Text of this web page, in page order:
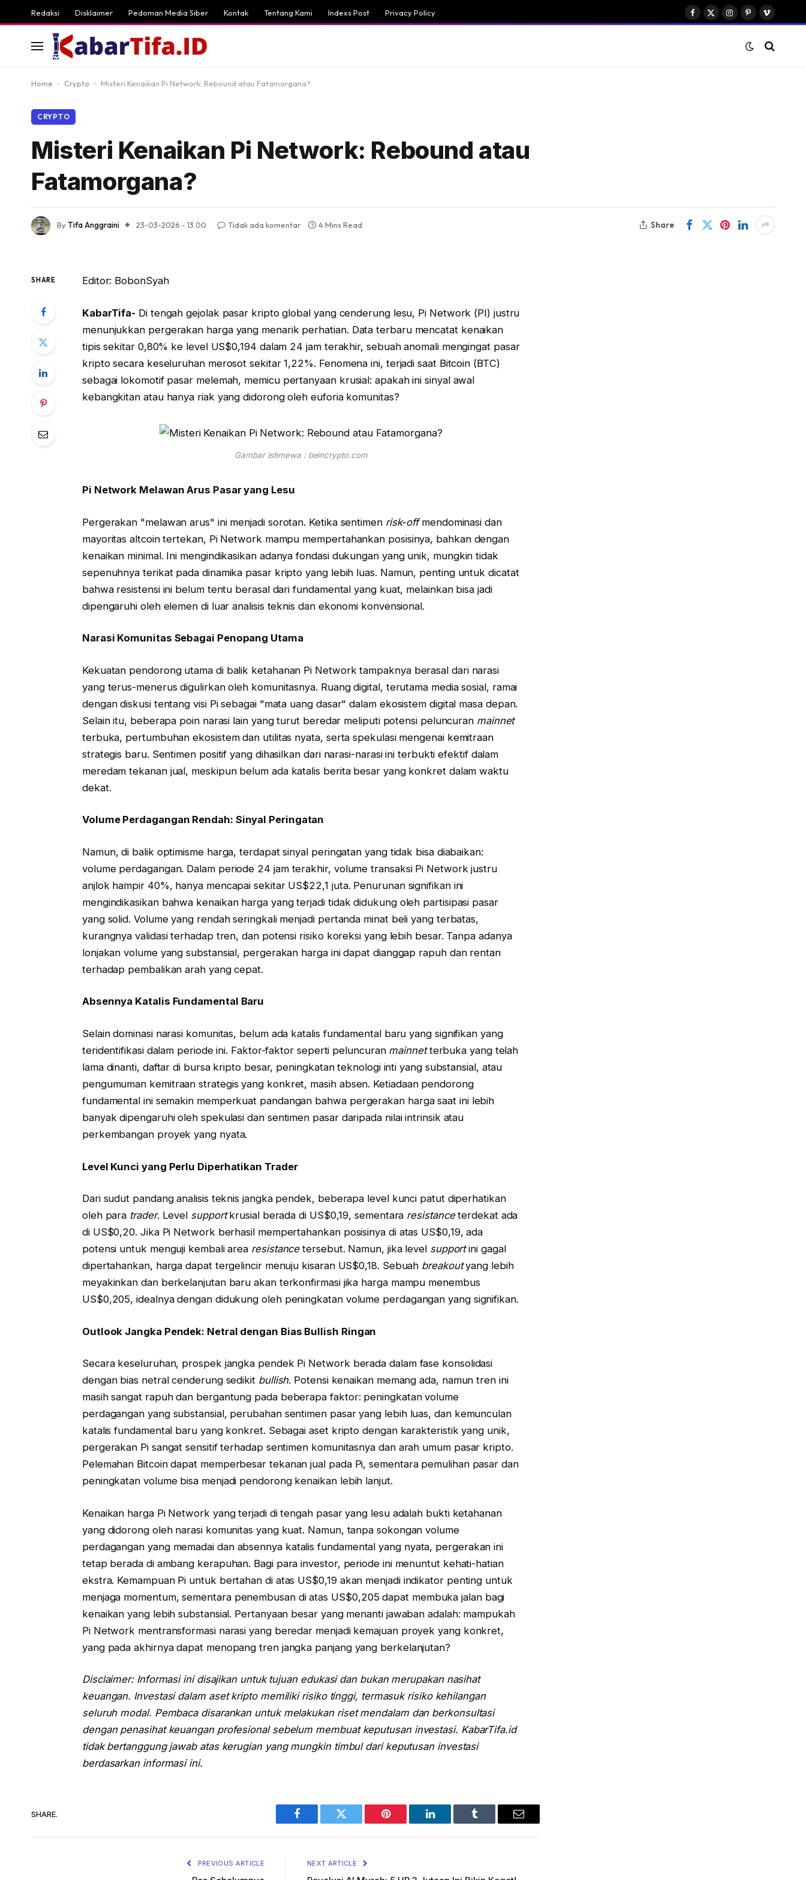
Redaksi Disklaimer Pedoman Media Siber Kontak Tentang Kami Indexs Post Privacy Policy
Facebook
X
Instagram
PinterestVimeo
Home - Crypto - Misteri Kenaikan Pi Network: Rebound atau Fatamorgana?
CRYPTO
Misteri Kenaikan Pi Network: Rebound atau
Fatamorgana?
ByTifa Anggraini 23-03-2026 - 13.00 Tidak ada komentar 4 Mins Read Share
SHARE Editor: BobonSyah
KabarTifa- Di tengah gejolak pasar kripto global yang cenderung lesu, Pi Network (PI) justru
menunjukkan pergerakan harga yang menarik perhatian. Data terbaru mencatat kenaikan
tipis sekitar 0,80% ke level US$0,194 dalam 24 jam terakhir, sebuah anomali mengingat pasar
kripto secara keseluruhan merosot sekitar 1,22%. Fenomena ini, terjadi saat Bitcoin (BTC)
sebagai lokomotif pasar melemah, memicu pertanyaan krusial: apakah ini sinyal awal
kebangkitan atau hanya riak yang didorong oleh euforia komunitas?
Gambar Istimewa : beincrypto.com
Pi Network Melawan Arus Pasar yang Lesu
Pergerakan "melawan arus" ini menjadi sorotan. Ketika sentimen risk-offmendominasi dan
mayoritas altcoin tertekan, Pi Network mampu mempertahankan posisinya, bahkan dengan
kenaikan minimal. Ini mengindikasikan adanya fondasi dukungan yang unik, mungkin tidak
sepenuhnya terikat pada dinamika pasar kripto yang lebih luas. Namun, penting untuk dicatat
bahwa resistensi ini belum tentu berasal dari fundamental yang kuat, melainkan bisa jadi
dipengaruhi oleh elemen di luar analisis teknis dan ekonomi konvensional.
Narasi Komunitas Sebagai Penopang Utama
Kekuatan pendorong utama di balik ketahanan Pi Network tampaknya berasal dari narasi
yang terus-menerus digulirkan oleh komunitasnya. Ruang digital, terutama media sosial, ramai
dengan diskusi tentang visi Pi sebagai "mata uang dasar" dalam ekosistem digital masa depan.
Selain itu, beberapa poin narasi lain yang turut beredar meliputi potensi peluncuran mainnet
terbuka, pertumbuhan ekosistem dan utilitas nyata, serta spekulasi mengenai kemitraan
strategis baru. Sentimen positif yang dihasilkan dari narasi-narasi ini terbukti efektif dalam
meredam tekanan jual, meskipun belum ada katalis berita besar yang konkret dalam waktu
dekat.
Volume Perdagangan Rendah: Sinyal Peringatan
Namun, di balik optimisme harga, terdapat sinyal peringatan yang tidak bisa diabaikan:
volume perdagangan. Dalam periode 24 jam terakhir, volume transaksi Pi Network justru
anjlok hampir 40%, hanya mencapai sekitar US$22,1 juta. Penurunan signifikan ini
mengindikasikan bahwa kenaikan harga yang terjadi tidak didukung oleh partisipasi pasar
yang solid. Volume yang rendah seringkali menjadi pertanda minat beli yang terbatas,
kurangnya validasi terhadap tren, dan potensi risiko koreksi yang lebih besar. Tanpa adanya
lonjakan volume yang substansial, pergerakan harga ini dapat dianggap rapuh dan rentan
terhadap pembalikan arah yang cepat.
Absennya Katalis Fundamental Baru
Selain dominasi narasi komunitas, belum ada katalis fundamental baru yang signifikan yang
teridentifikasi dalam periode ini. Faktor-faktor seperti peluncuran mainnetterbuka yang telah
lama dinanti, daftar di bursa kripto besar, peningkatan teknologi inti yang substansial, atau
pengumuman kemitraan strategis yang konkret, masih absen. Ketiadaan pendorong
fundamental ini semakin memperkuat pandangan bahwa pergerakan harga saat ini lebih
banyak dipengaruhi oleh spekulasi dan sentimen pasar daripada nilai intrinsik atau
perkembangan proyek yang nyata.
Level Kunci yang Perlu Diperhatikan Trader
Dari sudut pandang analisis teknis jangka pendek, beberapa level kunci patut diperhatikan
oleh para trader. Level supportkrusial berada di US$0,19, sementara resistanceterdekat ada
di US$0,20. Jika Pi Network berhasil mempertahankan posisinya di atas US$0,19, ada
potensi untuk menguji kembali area resistancetersebut. Namun, jika level supportini gagal
dipertahankan, harga dapat tergelincir menuju kisaran US$0,18. Sebuah breakoutyang lebih
meyakinkan dan berkelanjutan baru akan terkonfirmasi jika harga mampu menembus
US$0,205, idealnya dengan didukung oleh peningkatan volume perdagangan yang signifikan.
Outlook Jangka Pendek: Netral dengan Bias Bullish Ringan
Secara keseluruhan, prospek jangka pendek Pi Network berada dalam fase konsolidasi
dengan bias netral cenderung sedikit bullish. Potensi kenaikan memang ada, namun tren ini
masih sangat rapuh dan bergantung pada beberapa faktor: peningkatan volume
perdagangan yang substansial, perubahan sentimen pasar yang lebih luas, dan kemunculan
katalis fundamental baru yang konkret. Sebagai aset kripto dengan karakteristik yang unik,
pergerakan Pi sangat sensitif terhadap sentimen komunitasnya dan arah umum pasar kripto.
Pelemahan Bitcoin dapat memperbesar tekanan jual pada Pi, sementara pemulihan pasar dan
peningkatan volume bisa menjadi pendorong kenaikan lebih lanjut.
Kenaikan harga Pi Network yang terjadi di tengah pasar yang lesu adalah bukti ketahanan
yang didorong oleh narasi komunitas yang kuat. Namun, tanpa sokongan volume
perdagangan yang memadai dan absennya katalis fundamental yang nyata, pergerakan ini
tetap berada di ambang kerapuhan. Bagi para investor, periode ini menuntut kehati-hatian
ekstra. Kemampuan Pi untuk bertahan di atas US$0,19 akan menjadi indikator penting untuk
menjaga momentum, sementara penembusan di atas US$0,205 dapat membuka jalan bagi
kenaikan yang lebih substansial. Pertanyaan besar yang menanti jawaban adalah: mampukah
Pi Network mentransformasi narasi yang beredar menjadi kemajuan proyek yang konkret,
yang pada akhirnya dapat menopang tren jangka panjang yang berkelanjutan?
Disclaimer: Informasi ini disajikan untuk tujuan edukasi dan bukan merupakan nasihat
keuangan. Investasi dalam aset kripto memiliki risiko tinggi, termasuk risiko kehilangan
seluruh modal. Pembaca disarankan untuk melakukan riset mendalam dan berkonsultasi
dengan penasihat keuangan profesional sebelum membuat keputusan investasi. KabarTifa.id
tidak bertanggung jawab atas kerugian yang mungkin timbul dari keputusan investasi
berdasarkan informasi ini.
SHARE.
Facebook Twitter Pinterest LinkedIn Tumblr Email
PREVIOUS ARTICLE NEXT ARTICLE